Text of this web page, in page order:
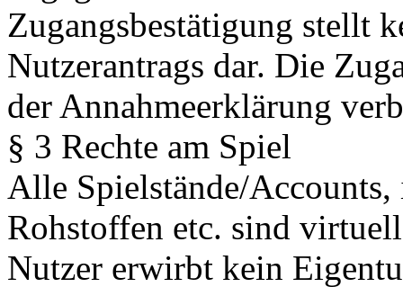
Zugangsbestätigung stellt
Nutzerantrags dar. Die
der Annahmeerklärung
§ 3 Rechte am Spiel
Alle Spielstände/
Rohstoffen etc. sind
Nutzer erwirbt kein